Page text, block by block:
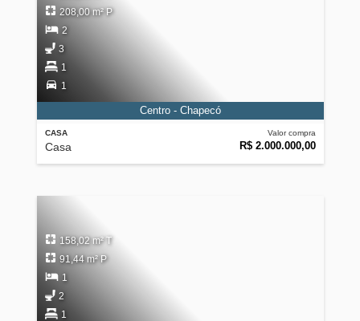
CASA
Casa
Valor compra
R$ 2.000.000,00
208,00 m² P
2
3
1
1
Centro - Chapecó
158,02 m² T
91,44 m² P
1
2
1